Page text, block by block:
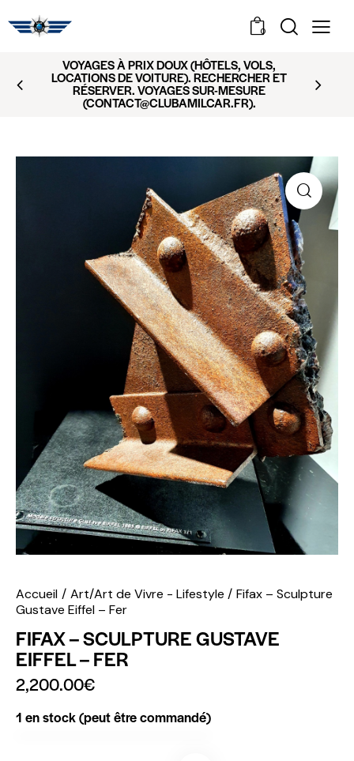
0
VOYAGES À PRIX DOUX (HÔTELS, VOLS,
LOCATIONS DE VOITURE). RECHERCHER ET
RÉSERVER. VOYAGES SUR-MESURE
(CONTACT@CLUBAMILCAR.FR).
Accueil Art/Art de Vivre - Lifestyle
Fifax – Sculpture
Gustave Eiffel – Fer
FIFAX – SCULPTURE GUSTAVE
EIFFEL – FER
2,200.00€
1 en stock (peut être commandé)